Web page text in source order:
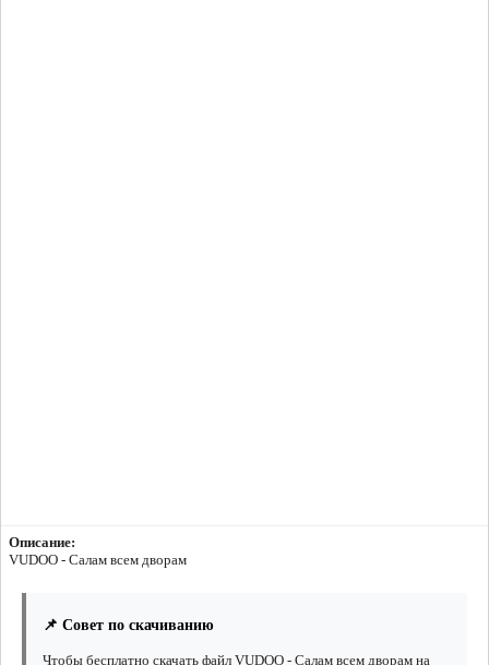
Описание:
VUDOO - Салам всем дворам
📌 Совет по скачиванию
Чтобы бесплатно скачать файл VUDOO - Салам всем дворам на